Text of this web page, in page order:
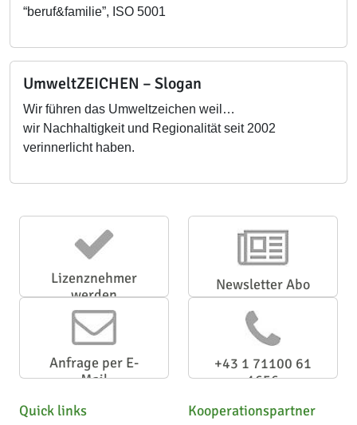
“beruf&familie”, ISO 5001
UmweltZEICHEN – Slogan
Wir führen das Umweltzeichen weil…
wir Nachhaltigkeit und Regionalität seit 2002
verinnerlicht haben.
Lizenznehmer
werden
Newsletter Abo
Anfrage per E-
Mail
+43 1 71100 61
1656
Quick links
Kooperationspartner